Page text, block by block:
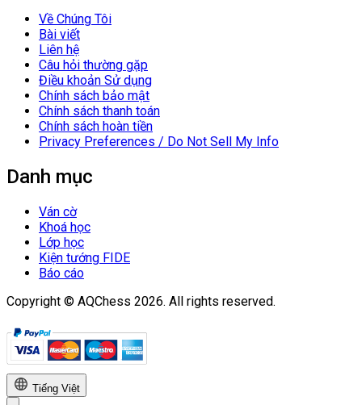
Về Chúng Tôi
Bài viết
Liên hệ
Câu hỏi thường gặp
Điều khoản Sử dụng
Chính sách bảo mật
Chính sách thanh toán
Chính sách hoàn tiền
Privacy Preferences / Do Not Sell My Info
Danh mục
Ván cờ
Khoá học
Lớp học
Kiện tướng FIDE
Báo cáo
Copyright © AQChess 2026. All rights reserved.
Tiếng Việt